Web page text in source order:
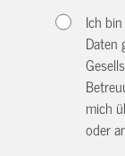
Ich
Daten
mich
oder